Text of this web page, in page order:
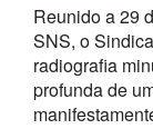
Reunido a 29
SNS, o
radiografia
profunda de